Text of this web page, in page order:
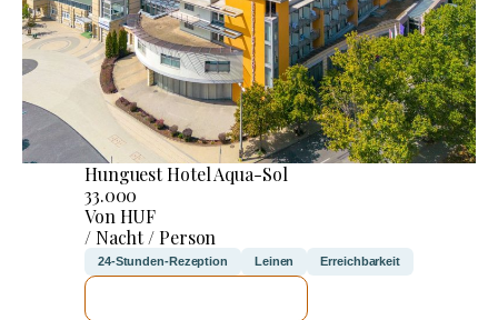
Hunguest Hotel Aqua-Sol
33.000
Von HUF
/ Nacht / Person
24-Stunden-Rezeption Leinen Erreichbarkeit